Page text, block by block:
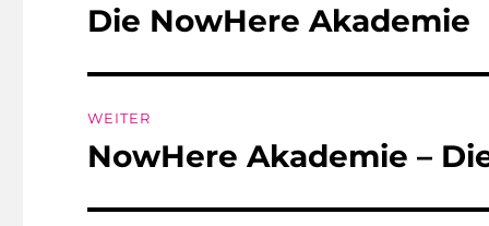
Vorheriger
Die NowHere Akademie
WEITER
Nächster
NowHere Akademie –